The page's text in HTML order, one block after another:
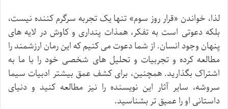
لذا، خواندن «قرار روز سوم» تنها یک تجربه سرگرم کننده نیست،
بلکه دعوتی است به تفکر، همذات پنداری و کاوش در لایه های
پنهان وجود انسان. از شما دعوت می کنیم که این رمان ارزشمند را
مطالعه کرده و تجربیات و تحلیل های شخصی خود را با ما به
اشتراک بگذارید. همچنین، برای کشف عمق بیشتر ادبیات سیما
سروشه، سایر آثار این نویسنده را نیز مطالعه کنید و دنیای
داستانی او را عمیق تر بشناسید.